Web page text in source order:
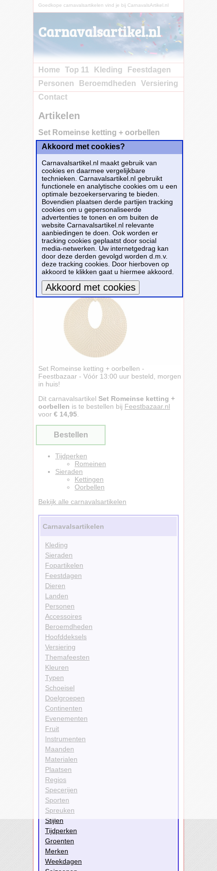
Goedkope carnavalsartikelen vind je bij CarnavalsArtikel.nl
Carnavalsartikel.nl
Home Top 11 Kleding
Feestdagen
Personen
Beroemdheden
Versiering
Contact
Artikelen
Set Romeinse ketting + oorbellen
Set Romeinse ketting + oorbellen -
Feestbazaar - Vóór 13:00 uur besteld, morgen
in huis!
Dit carnavalsartikel Set Romeinse ketting +
oorbellen is te bestellen bij Feestbazaar.nl
voor € 14,95
Bestellen
Tijdperken
Romeinen
Sieraden
Kettingen
Oorbellen
Bekijk alle carnavalsartikelen
Carnavalsartikelen
Kleding
Sieraden
Fopartikelen
Feestdagen
Dieren
Landen
Personen
Accessoires
Beroemdheden
Hoofddeksels
Versiering
Themafeesten
Kleuren
Typen
Schoeisel
Doelgroepen
Continenten
Evenementen
Fruit
Instrumenten
Maanden
Materialen
Plaatsen
Regios
Specerijen
Sporten
Spreuken
Stijlen
Tijdperken
Groenten
Merken
Weekdagen
Akkoord met cookies?
Carnavalsartikel.nl maakt gebruik van
cookies en daarmee vergelijkbare
technieken. Carnavalsartikel.nl gebruikt
functionele en analytische cookies om u een
optimale bezoekerservaring te bieden.
Bovendien plaatsen derde partijen tracking
cookies om u gepersonaliseerde
advertenties te tonen en om buiten de
website Carnavalsartikel.nl relevante
aanbiedingen te doen. Ook worden er
tracking cookies geplaatst door social
media-netwerken. Uw internetgedrag kan
door deze derden gevolgd worden d.m.v.
deze tracking cookies. Door hierboven op
akkoord te klikken gaat u hiermee akkoord.
Meer informatie